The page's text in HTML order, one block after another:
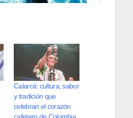
Calarcá: cultura, sabor
y tradición que
celebran el corazón